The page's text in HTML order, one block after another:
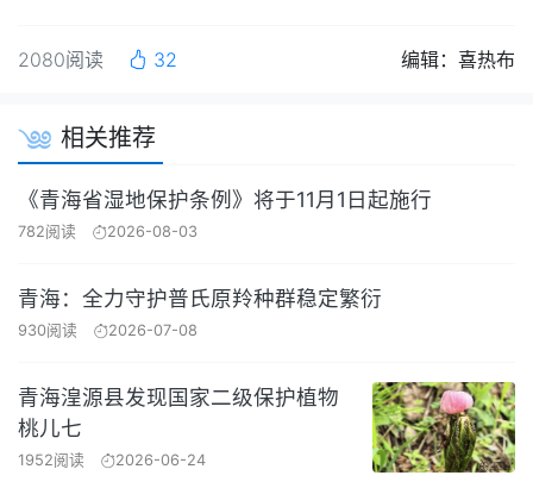
2080阅读 32 编辑：喜热布
相关推荐
《青海省湿地保护条例》将于11月1日起施行
782阅读 2026-08-03
青海：全力守护普氏原羚种群稳定繁衍
930阅读 2026-07-08
青海湟源县发现国家二级保护植物
桃儿七
1952阅读 2026-06-24